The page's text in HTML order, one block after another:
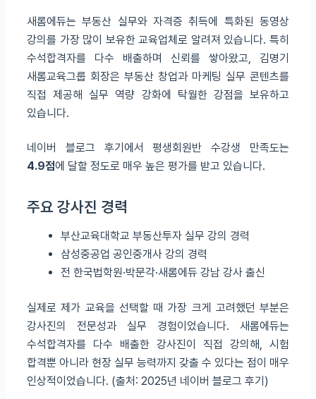
새롬에듀는 부동산 실무와 자격증 취득에 특화된 동영상
강의를 가장 많이 보유한 교육업체로 알려져 있습니다. 특히
수석합격자를 다수 배출하며 신뢰를 쌓아왔고, 김명기
새롬교육그룹 회장은 부동산 창업과 마케팅 실무 콘텐츠를
직접 제공해 실무 역량 강화에 탁월한 강점을 보유하고
있습니다.
네이버 블로그 후기에서 평생회원반 수강생 만족도는
4.9점에 달할 정도로 매우 높은 평가를 받고 있습니다.
주요 강사진 경력
부산교육대학교 부동산투자 실무 강의 경력
삼성중공업 공인중개사 강의 경력
전 한국법학원·박문각·새롬에듀 강남 강사 출신
실제로 제가 교육을 선택할 때 가장 크게 고려했던 부분은
강사진의 전문성과 실무 경험이었습니다. 새롬에듀는
수석합격자를 다수 배출한 강사진이 직접 강의해, 시험
합격뿐 아니라 현장 실무 능력까지 갖출 수 있다는 점이 매우
인상적이었습니다. (출처: 2025년 네이버 블로그 후기)